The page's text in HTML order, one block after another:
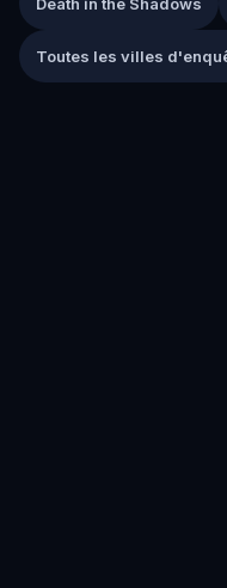
Toutes les villes